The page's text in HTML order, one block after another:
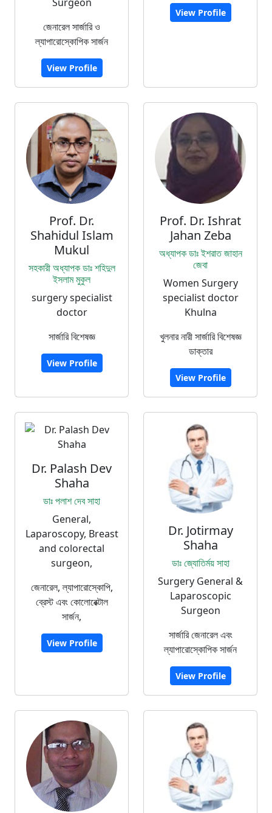
জেনারেল সার্জারি ও
ল্যাপারোস্কোপিক সার্জন
View Profile
View Profile
Prof. Dr.
Shahidul Islam
Mukul
সহকারী অধ্যাপক ডাঃ শহিদুল
ইসলাম মুকুল
surgery specialist
doctor
সার্জারি বিশেষজ্ঞ
View Profile
Prof. Dr. Ishrat
Jahan Zeba
অধ্যাপক ডাঃ ইশরাত জাহান
জেবা
Women Surgery
specialist doctor
Khulna
খুলনার নারী সার্জারি বিশেষজ্ঞ
ডাক্তার
View Profile
Dr. Palash Dev
Shaha
ডাঃ পলাশ দেব সাহা
General,
Laparoscopy, Breast
and colorectal
surgeon,
জেনারেল, ল্যাপারোস্কোপি,
ব্রেস্ট এবং কোলোরেক্টাল
সার্জন,
View Profile
Dr. Jotirmay
Shaha
ডাঃ জ্যোতির্ময় সাহা
Surgery General &
Laparoscopic
Surgeon
সার্জারি জেনারেল এবং
ল্যাপারোস্কোপিক সার্জন
View Profile